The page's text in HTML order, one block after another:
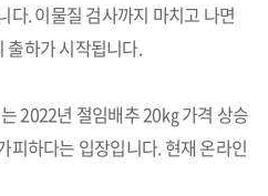
다. 이물질 검사까지 마치고 나면
출하가 시작됩니다.
2022년 절임배추 20㎏ 가격 상승
피하다는 입장입니다. 현재 온라인